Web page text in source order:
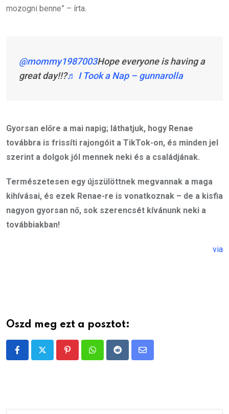
mozogni benne” – írta.
@mommy1987003Hope everyone is having a
great day!!?♬ I Took a Nap – gunnarolla
Gyorsan előre a mai napig; láthatjuk, hogy Renae
továbbra is frissíti rajongóit a TikTok-on, és minden jel
szerint a dolgok jól mennek neki és a családjának.
Természetesen egy újszülöttnek megvannak a maga
kihívásai, és ezek Renae-re is vonatkoznak – de a kisfia
nagyon gyorsan nő, sok szerencsét kívánunk neki a
továbbiakban!
via
Oszd meg ezt a posztot:
PinterestWhatsappRedditShare